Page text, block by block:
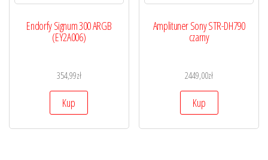
Endorfy Signum 300 ARGB
(EY2A006)
354,99zł
Kup
Amplituner Sony STR-DH790
czarny
2449,00zł
Kup